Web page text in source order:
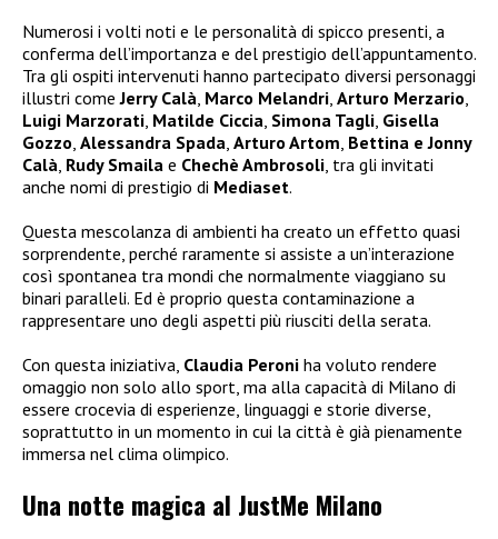
Numerosi i volti noti e le personalità di spicco presenti, a
conferma dell’importanza e del prestigio dell’appuntamento.
Tra gli ospiti intervenuti hanno partecipato diversi personaggi
illustri comeJerry Calà, Marco Melandri, Arturo Merzario,
Luigi Marzorati, Matilde Ciccia, Simona Tagli, Gisella
Gozzo, Alessandra Spada, Arturo Artom, Bettina e Jonny
Calà, Rudy Smaila e Chechè Ambrosoli, tra gli invitati
anche nomi di prestigio di Mediaset.
Questa mescolanza di ambienti ha creato un effetto quasi
sorprendente, perché raramente si assiste a un’interazione
così spontanea tra mondi che normalmente viaggiano su
binari paralleli. Ed è proprio questa contaminazione a
rappresentare uno degli aspetti più riusciti della serata.
Con questa iniziativa, Claudia Peroni ha voluto rendere
omaggio non solo allo sport, ma alla capacità di Milano di
essere crocevia di esperienze, linguaggi e storie diverse,
soprattutto in un momento in cui la città è già pienamente
immersa nel clima olimpico.
Una notte magica al JustMe Milano